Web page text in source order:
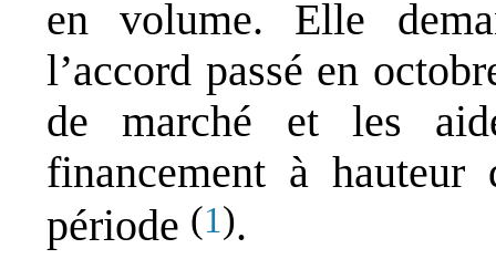
en volume. Elle
l’accord passé en
de marché et les
financement à
période (1).